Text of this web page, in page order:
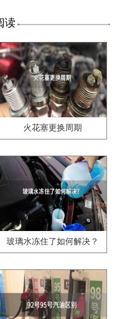
读
火花塞更换周期
玻璃水冻住了如何解决？